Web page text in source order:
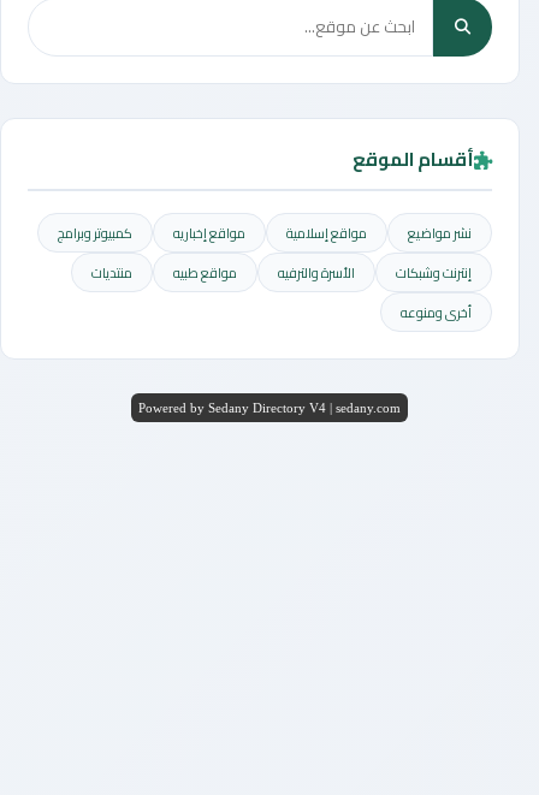
أقسام الموقع
نشر مواضيع مواقع إسلامية مواقع إخباريه
كمبيوتر وبرامج
إنترنت وشبكات
الأسرة والترفيه مواقع طبيه
منتديات
أخرى ومنوعه
Powered by Sedany Directory V4 | sedany.com